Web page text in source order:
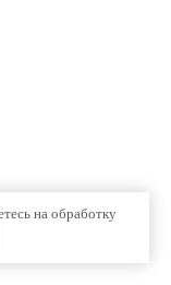
на обработку